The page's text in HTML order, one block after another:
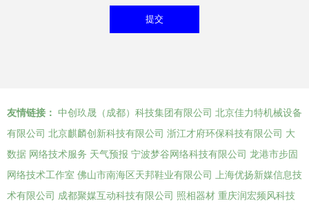
友情链接： 中创玖晟（成都）科技集团有限公司 北京佳力特机械设备
有限公司 北京麒麟创新科技有限公司 浙江才府环保科技有限公司 大
数据 网络技术服务 天气预报 宁波梦谷网络科技有限公司 龙港市步固
网络技术工作室 佛山市南海区天邦鞋业有限公司
上海优扬新媒信息技
术有限公司 成都聚媒互动科技有限公司 照相器材 重庆润宏频风科技